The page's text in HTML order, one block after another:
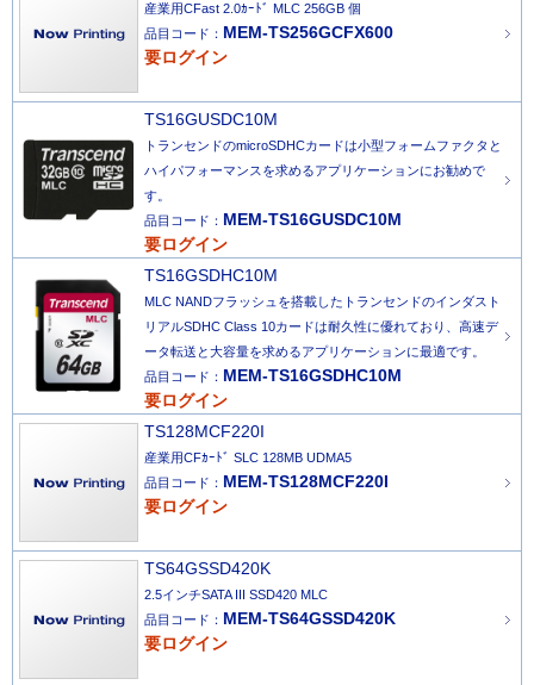
産業用CFast 2.0ｶｰﾄﾞ MLC 256GB 個
品目コード： MEM-TS256GCFX600
要ログイン
TS16GUSDC10M
トランセンドのmicroSDHCカードは小型フォームファクタと
ハイパフォーマンスを求めるアプリケーションにお勧めで
す。
品目コード： MEM-TS16GUSDC10M
要ログイン
TS16GSDHC10M
MLC NANDフラッシュを搭載したトランセンドのインダスト
リアルSDHC Class 10カードは耐久性に優れており、高速デ
ータ転送と大容量を求めるアプリケーションに最適です。
品目コード： MEM-TS16GSDHC10M
要ログイン
TS128MCF220I
産業用CFｶｰﾄﾞ SLC 128MB UDMA5
品目コード： MEM-TS128MCF220I
要ログイン
TS64GSSD420K
2.5インチSATA III SSD420 MLC
品目コード： MEM-TS64GSSD420K
要ログイン